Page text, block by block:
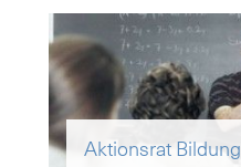
Aktionsrat Bildung